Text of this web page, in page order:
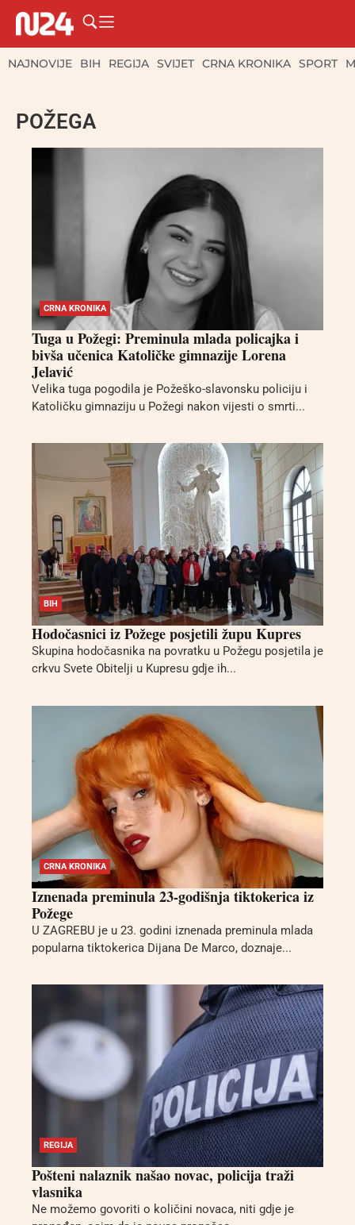
NAJNOVIJE BIH REGIJA SVIJET CRNA KRONIKA SPORT
POŽEGA
CRNA KRONIKA
Tuga u Požegi: Preminula mlada policajka i
bivša učenica Katoličke gimnazije Lorena
Jelavić
Velika tuga pogodila je Požeško-slavonsku policiju i
Katoličku gimnaziju u Požegi nakon vijesti o smrti...
BIH
Hodočasnici iz Požege posjetili župu Kupres
Skupina hodočasnika na povratku u Požegu posjetila je
crkvu Svete Obitelji u Kupresu gdje ih...
CRNA KRONIKA
Iznenada preminula 23-godišnja tiktokerica iz
Požege
U ZAGREBU je u 23. godini iznenada preminula mlada
popularna tiktokerica Dijana De Marco, doznaje...
REGIJA
Pošteni nalaznik našao novac, policija traži
vlasnika
Ne možemo govoriti o količini novaca, niti gdje je